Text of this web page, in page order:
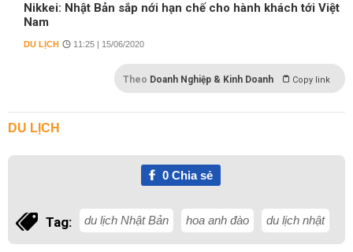
Nikkei: Nhật Bản sắp nới hạn chế cho hành khách tới Việt
Nam
DU LỊCH 11:25 | 15/06/2020
Theo Doanh Nghiệp & Kinh Doanh Copy link
DU LỊCH
0Chia sẻ
Tag: du lịch Nhật Bản hoa anh đào du lịch nhật